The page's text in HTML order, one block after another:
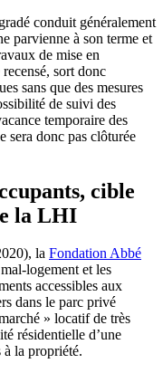
conduit généralement
parvienne à son terme et
de mise en
sort donc
sans que des mesures
de suivi des
temporaire des
sera donc pas clôturée
cible
la LHI
la Fondation Abbé
logement et les
accessibles aux
dans le parc privé
» locatif de très
résidentielle d’une
à la propriété.